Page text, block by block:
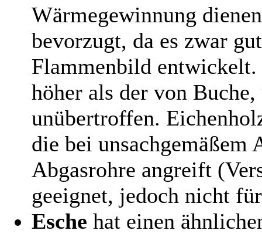
Wärmegewinnung
bevorzugt, da es zwar
Flammenbild
höher als der von
unübertroffen.
die bei
Abgasrohre angreift
geeignet, jedoch nicht
Esche hat einen